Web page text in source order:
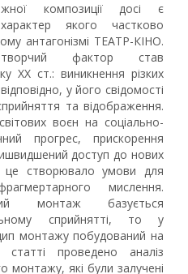
композиції досі є
якого частково
антагонізмі ТЕАТР-КІНО.
фактор став
ХХ ст.: виникнення різких
у його свідомості
та відображення.
воєн на соціально-
прогрес, прискорення
доступ до нових
це створювало умови для
мислення.
монтаж базується
сприйнятті, то у
монтажу побудований на
статті проведено аналіз
монтажу, які були залучені